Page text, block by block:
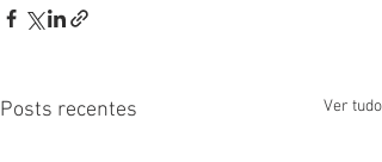
Posts recentes Ver tudo